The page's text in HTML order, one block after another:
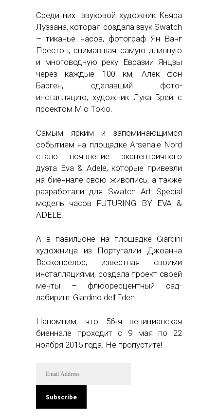
Среди них: звуковой художник Кьяра
Луззана, которая создала звук Swatch
– тиканье часов, фотограф Ян Ванг
Престон, снимавшая самую длинную
и многоводную реку Евразии Янцзы
через каждые 100 км, Алек фон
Барген, сделавший фото-
инсталляцию, художник Лука Брей с
проектом Mio Tokio.
Самым ярким и запоминающимся
событием на площадке Arsenale Nord
стало появление эксцентричного
дуэта Eva & Adele, которые привезли
на биеннале свою живопись, а также
разработали для Swatch Art Special
модель часов FUTURING BY EVA &
ADELE.
А в павильоне на площадке Giardini
художница из Португалии Джоанна
Васконселос, известная своими
инсталляциями, создала проект своей
мечты – флюоресцентный сад-
лабиринт Giardino dell’Eden.
Напомним, что 56‑я веницианская
биеннале проходит с 9 мая по 22
ноября 2015 года. Не пропустите!